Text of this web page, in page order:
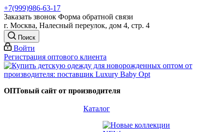
+7(999)986-63-17
Заказать звонок Форма обратной связи
г. Москва, Налесный переулок, дом 4, стр. 4
Поиск
Войти
Регистрация оптового клиента
ОПТовый сайт от производителя
Каталог